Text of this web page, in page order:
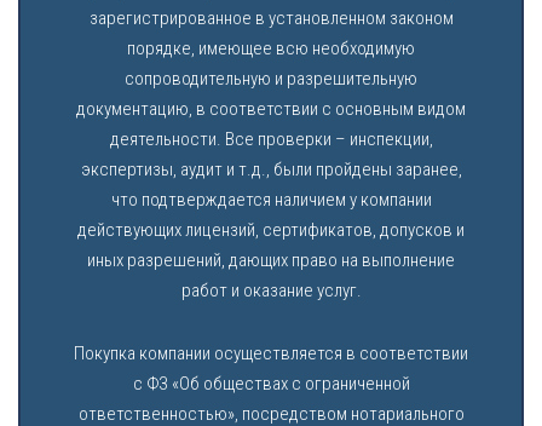
зарегистрированное в установленном законом
порядке, имеющее всю необходимую
сопроводительную и разрешительную
документацию, в соответствии с основным видом
деятельности. Все проверки – инспекции,
экспертизы, аудит и т.д., были пройдены заранее,
что подтверждается наличием у компании
действующих лицензий, сертификатов, допусков и
иных разрешений, дающих право на выполнение
работ и оказание услуг.
Покупка компании осуществляется в соответствии
с ФЗ «Об обществах с ограниченной
ответственностью», посредством нотариального